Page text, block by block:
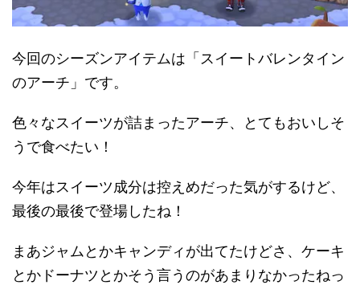
今回のシーズンアイテムは「スイートバレンタイン
のアーチ」です。
色々なスイーツが詰まったアーチ、とてもおいしそ
うで食べたい！
今年はスイーツ成分は控えめだった気がするけど、
最後の最後で登場したね！
まあジャムとかキャンディが出てたけどさ、ケーキ
とかドーナツとかそう言うのがあまりなかったねっ